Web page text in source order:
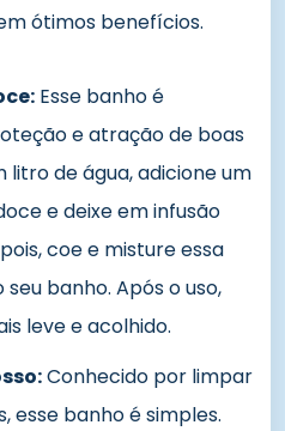
ótimos benefícios.
Esse banho é
e atração de boas
litro de água, adicione um
e deixe em infusão
coe e misture essa
banho. Após o uso,
leve e acolhido.
Conhecido por limpar
esse banho é simples.